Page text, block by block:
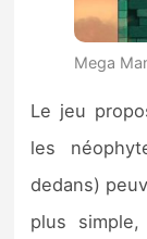
Mega
Le jeu
les
dedans)
plus